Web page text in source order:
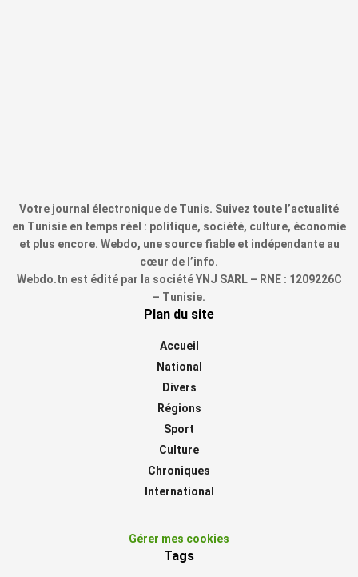
Votre journal électronique de Tunis. Suivez toute l’actualité
en Tunisie en temps réel : politique, société, culture, économie
et plus encore. Webdo, une source fiable et indépendante au
cœur de l’info.
Webdo.tn est édité par la société YNJ SARL – RNE : 1209226C
– Tunisie.
Plan du site
Accueil
National
Divers
Régions
Sport
Culture
Chroniques
International
Gérer mes cookies
Tags